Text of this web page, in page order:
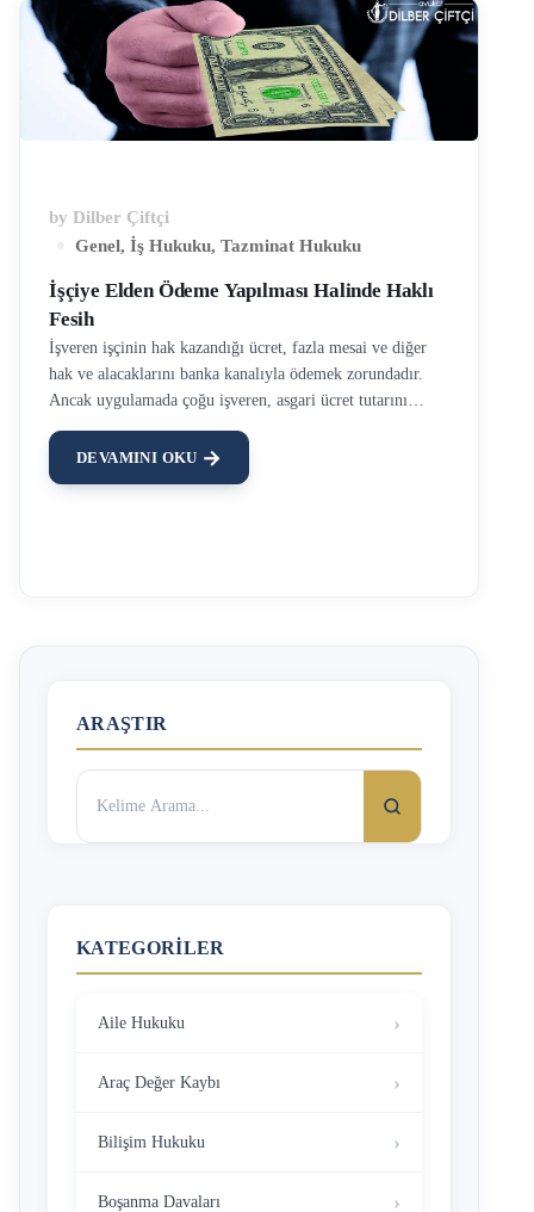
by Dilber Çiftçi
Genel, İş Hukuku, Tazminat Hukuku
İşçiye Elden Ödeme Yapılması Halinde Haklı
Fesih
İşveren işçinin hak kazandığı ücret, fazla mesai ve diğer
hak ve alacaklarını banka kanalıyla ödemek zorundadır.
Ancak uygulamada çoğu işveren, asgari ücret tutarını
maaşın tamamını banka ile ödese de fazla mesai
alacaklarını elden ödemektedir. Her iki durumda da işçinin
DEVAMINI OKU
ARAŞTIR
Arama:
KATEGORILER
Aile Hukuku
Araç Değer Kaybı
Bilişim Hukuku
Boşanma Davaları